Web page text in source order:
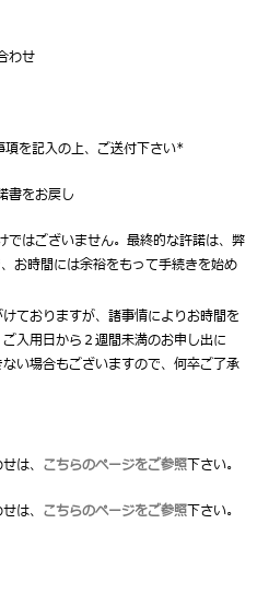
わせ
を記入の上、ご送付下さい*
書をお戻し
はございません。最終的な許諾は、弊
お時間には余裕をもって手続きを始め
ておりますが、諸事情によりお時間を
入用日から２週間未満のお申し出に
い場合もございますので、何卒ご了承
は、 こちらのページをご参照下さい。
は、 こちらのページをご参照下さい。